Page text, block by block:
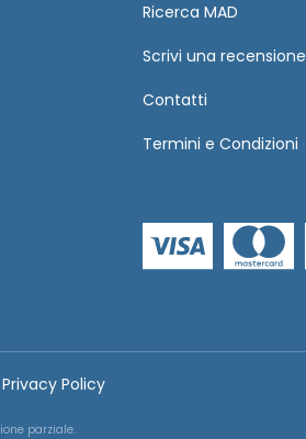
Ricerca MAD
Scrivi una recensione
Contatti
Termini e Condizioni
Policy
parziale.